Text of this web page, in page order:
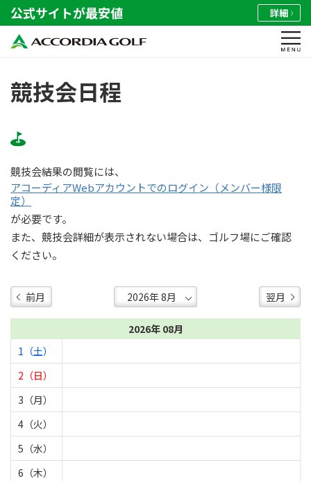
公式サイトが最安値 詳細
競技会日程
競技会結果の閲覧には、
アコーディアWebアカウントでのログイン（メンバー様限
定）
が必要です。
また、競技会詳細が表示されない場合は、ゴルフ場にご確認
ください。
前月 翌月
2026年 08月
1（土）
2（日）
3（月）
4（火）
5（水）
6（木）